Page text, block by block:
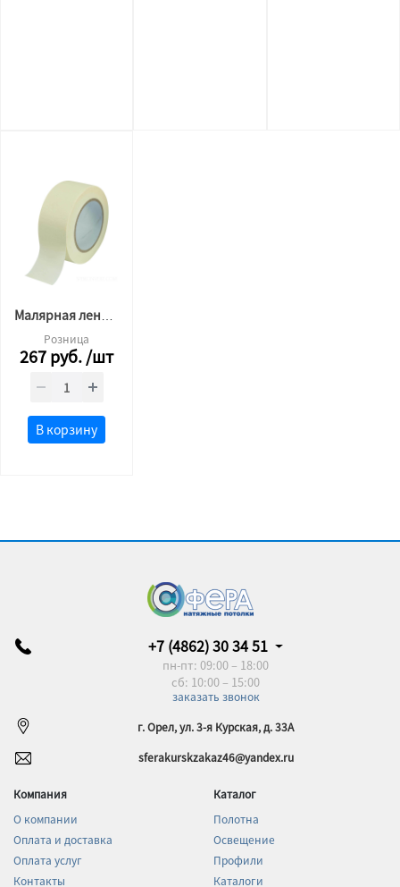
Малярная лента белая
Розница
267руб./шт
В корзину
+7 (4862) 30 34 51
пн-пт: 09:00 – 18:00
сб: 10:00 – 15:00
заказать звонок
г. Орел, ул. 3-я Курская, д. 33А
sferakurskzakaz46@yandex.ru
Компания
О компании
Оплата и доставка
Оплата услуг
Контакты
Каталог
Полотна
Освещение
Профили
Каталоги